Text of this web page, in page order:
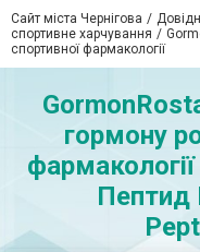
Сайт міста Чернігова
спортивне харчування
спортивної фармакології
гормону
Пептид